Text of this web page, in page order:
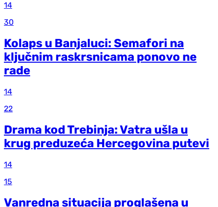
14
30
Kolaps u Banjaluci: Semafori na
ključnim raskrsnicama ponovo ne
rade
14
22
Drama kod Trebinja: Vatra ušla u
krug preduzeća Hercegovina putevi
14
15
Vanredna situacija proglašena u